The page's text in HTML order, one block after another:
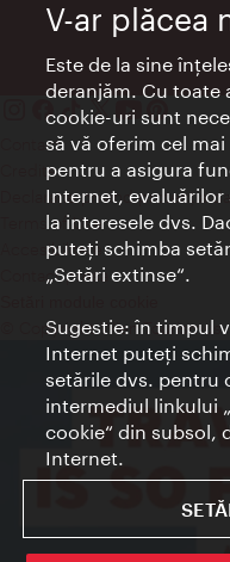
Contact
Credits
Declaraţie privind protecţia
Terms of Use
Accesibilitate
Contact presa
© Copyright Wien Tourismus
V-ar plăcea
Este de la sine
deranjăm. Cu toate
cookie-uri sunt
să vă oferim cel
pentru a asigura
Internet,
la interesele dvs.
puteţi schimba
„Setări extinse“.
Sugestie: în timpul
Internet puteţi
setările dvs. pentru
intermediul linkului
cookie“ din subsol,
Internet.